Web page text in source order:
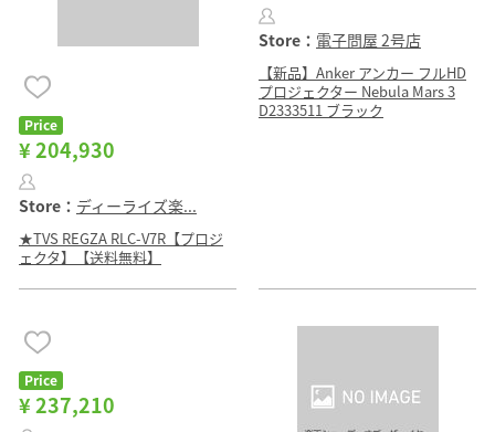
Price
¥ 204,930
Store： ディーライズ楽...
★TVS REGZA RLC-V7R【プロジ
ェクタ】【送料無料】
Store： 電子問屋 2号店
【新品】Anker アンカー フルHD
プロジェクター Nebula Mars 3
D2333511 ブラック
Price
¥ 237,210